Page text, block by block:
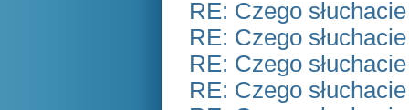
RE: Czego
RE: Czego
RE: Czego
RE: Czego